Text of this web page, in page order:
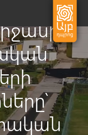
dropdown button